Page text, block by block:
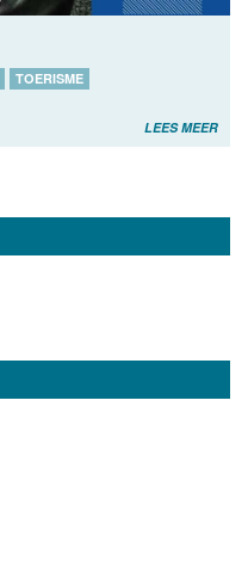
TOERISME
LEES MEER